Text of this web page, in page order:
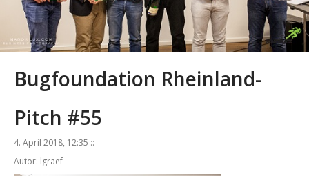
Bugfoundation Rheinland-
Pitch #55
4. April 2018, 12:35 ::
Autor: lgraef